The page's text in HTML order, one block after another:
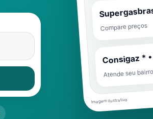
Compare preços
Consigaz *
Atende seu
Imagem ilustrativa